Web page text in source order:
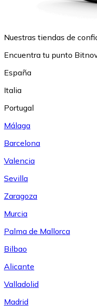
Nuestras tiendas de
Encuentra tu punto
España
Italia
Portugal
Málaga
Barcelona
Valencia
Sevilla
Zaragoza
Murcia
Palma de Mallorca
Bilbao
Alicante
Valladolid
Madrid